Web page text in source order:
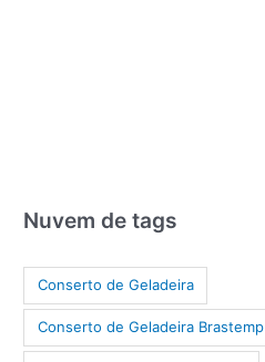
Nuvem de tags
Conserto de Geladeira
Conserto de Geladeira Brastemp